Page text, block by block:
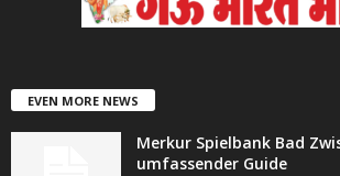
EVEN MORE NEWS
Merkur Spielbank Bad
umfassender Guide